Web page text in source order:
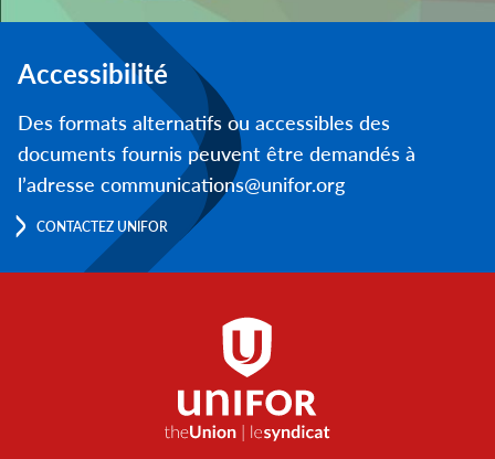
Accessibilité
Des formats alternatifs ou accessibles des
documents fournis peuvent être demandés à
l’adresse communications@unifor.org
CONTACTEZ UNIFOR